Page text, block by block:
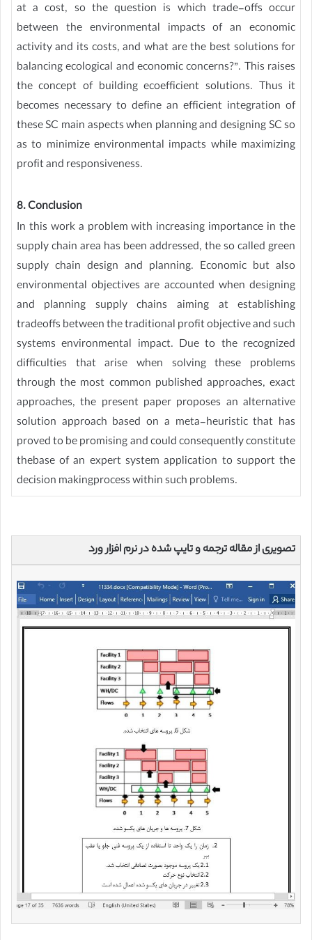
at a cost, so the question is which trade-offs occur
between the environmental impacts of an economic
activity and its costs, and what are the best solutions for
balancing ecological and economic concerns?”. This raises
the concept of building ecoefficient solutions. Thus it
becomes necessary to define an efficient integration of
these SC main aspects when planning and designing SC so
as to minimize environmental impacts while maximizing
profit and responsiveness.
8. Conclusion
In this work a problem with increasing importance in the
supply chain area has been addressed, the so called green
supply chain design and planning. Economic but also
environmental objectives are accounted when designing
and planning supply chains aiming at establishing
tradeoffs between the traditional profit objective and such
systems environmental impact. Due to the recognized
difficulties that arise when solving these problems
through the most common published approaches, exact
approaches, the present paper proposes an alternative
solution approach based on a meta-heuristic that has
proved to be promising and could consequently constitute
thebase of an expert system application to support the
decision makingprocess within such problems.
تصویری از مقاله ترجمه و تایپ شده در نرم افزار ورد